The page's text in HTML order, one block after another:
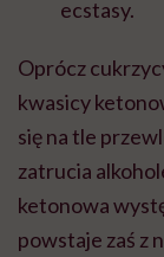
ecstasy.
Oprócz
kwasicy
się na tle
zatrucia
ketonowa
powstaje zaś z